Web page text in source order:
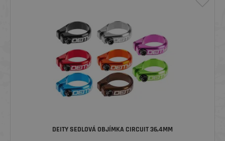
DEITY SEDLOVÁ OBJÍMKA CIRCUIT 36,4MM